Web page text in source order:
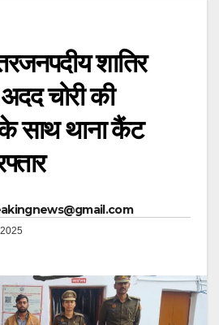
शातिर
चोरी की
साथ थाना कैंट